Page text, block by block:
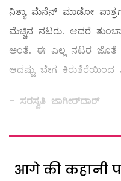
ನಿತ್ಯಾ ಮೆನೆನ್‌ ಮಾಡೋ
ಮೆಚ್ಚಿನ ನಟರು. ಆದರೆ
ಅಂತೆ. ಈ ಎಲ್ಲ ನಟರ ಜೊತೆ
ಆದಷ್ಟು ಬೇಗ ಕಿರುತೆರೆಯಿಂದ
- ಸರಸ್ವತಿ ಜಾಗೀರ್‌ದಾರ್‌
आगे की कहानी